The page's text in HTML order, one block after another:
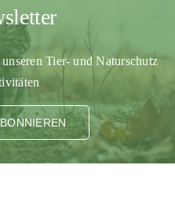
Tier- und Naturschutz